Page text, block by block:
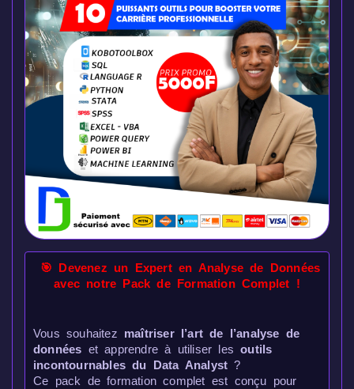
🎯 Devenez un Expert en Analyse de Données
avec notre Pack de Formation Complet !
Vous souhaitez maîtriser l’art de l’analyse de
données et apprendre à utiliser lesoutils
incontournables du Data Analyst ?
Ce pack de formation complet est conçu pour